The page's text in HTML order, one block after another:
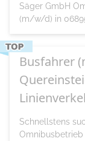
Säger GmbH
(m/w/d) in
Busfahrer
Schnellstens